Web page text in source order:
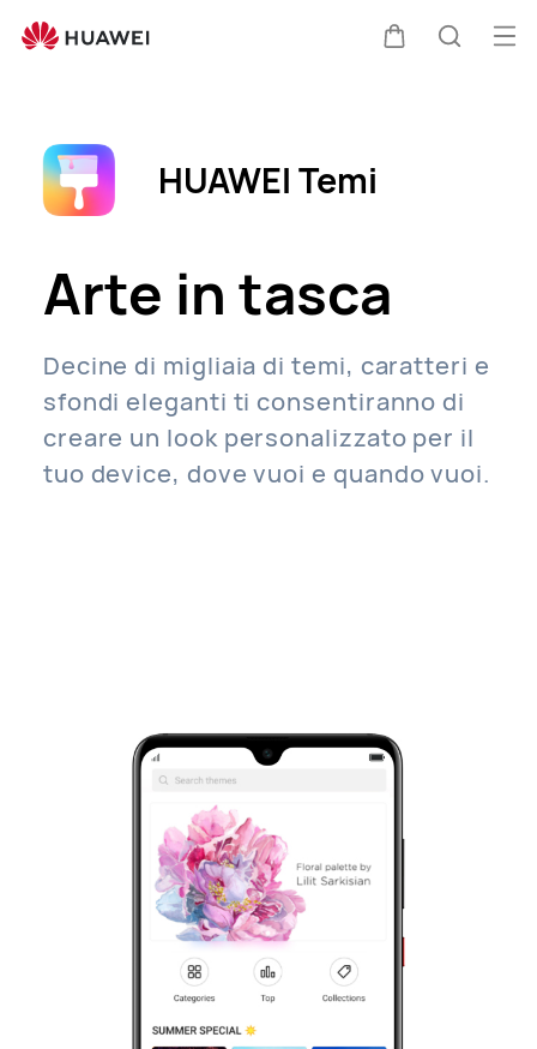
Temi
Apri
HUAWEI Temi
Arte in tasca
Decine di migliaia di temi, caratteri e
sfondi eleganti ti consentiranno di
creare un look personalizzato per il
tuo device, dove vuoi e quando vuoi.